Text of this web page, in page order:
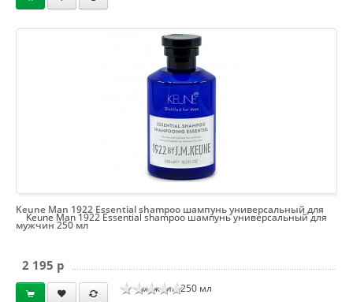
Keune Man 1922 Essential shampoo шампунь универсальный для
мужчин 250 мл
Keune Man 1922 Essential shampoo шампунь универсальный для
мужчин 250 мл
2 195 p